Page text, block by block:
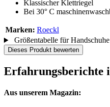
Klassischer Klettriegel
Bei 30° C
Marken: Roeckl
Größentabelle für
Dieses Produkt bewerten
Erfahrungsberichte
Aus unserem Magazin: